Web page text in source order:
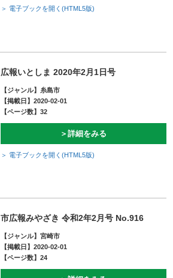
＞ 電子ブックを開く(HTML5版)
広報いとしま 2020年2月1日号
【ジャンル】糸島市
【掲載日】2020-02-01
【ページ数】32
＞詳細をみる
＞ 電子ブックを開く(HTML5版)
市広報みやざき 令和2年2月号 No.916
【ジャンル】宮崎市
【掲載日】2020-02-01
【ページ数】24